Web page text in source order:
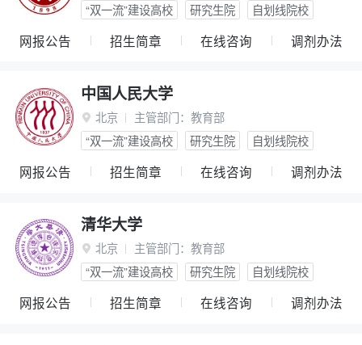
“双一流”建设高校
研究生院 自划线院校
网报公告 招生简章 在线咨询 调剂办法
中国人民大学
 北京 主管部门： 教育部
“双一流”建设高校
研究生院 自划线院校
网报公告 招生简章 在线咨询 调剂办法
清华大学
 北京 主管部门： 教育部
“双一流”建设高校
研究生院 自划线院校
网报公告 招生简章 在线咨询 调剂办法